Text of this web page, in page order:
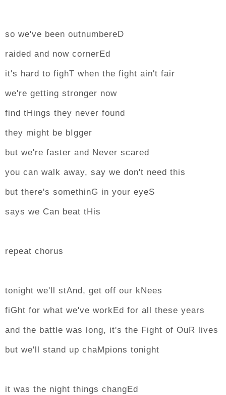
so we've been outnumbereD
raided and now cornerEd
it's hard to fighT when the fight ain't fair
we're getting stronger now
find tHings they never found
they might be bIgger
but we're faster and Never scared
you can walk away, say we don't need this
but there's somethinG in your eyeS
says we Can beat tHis
repeat chorus
tonight we'll stAnd, get off our kNees
fiGht for what we've workEd for all these years
and the battle was long, it's the Fight of OuR lives
but we'll stand up chaMpions tonight
it was the night things changEd